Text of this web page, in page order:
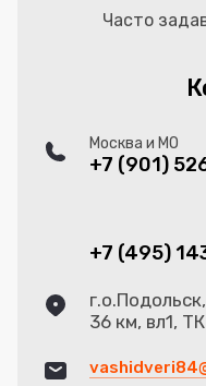
Часто
Москва и МО
+7 (901)
+7 (495)
36 км, вл1,